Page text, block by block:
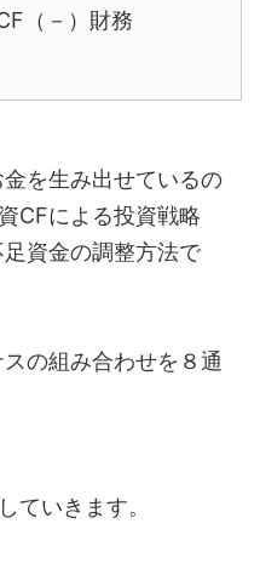
（－）財務
を生み出せているの
CFによる投資戦略
資金の調整方法で
の組み合わせを８通
ていきます。